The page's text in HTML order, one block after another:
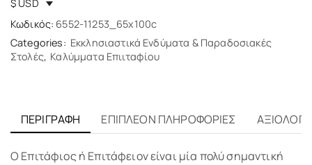
$ USD
Κωδικός: 6552-11253_65x100c
Categories: Εκκλησιαστικά Ενδύματα & Παραδοσιακές
Στολές, Καλύμματα Επιιταφίου
ΠΕΡΙΓΡΑΦΉ ΕΠΙΠΛΈΟΝ ΠΛΗΡΟΦΟΡΊΕΣ
Ο Επιτάφιος ή Επιτάφειον είναι μία πολύ σημαντική